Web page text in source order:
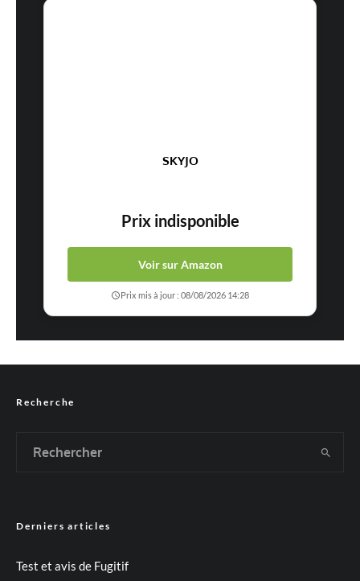
SKYJO
Prix indisponible
Voir sur Amazon
Prix mis à jour : 08/08/2026 14:28
Recherche
Derniers articles
Test et avis de Fugitif